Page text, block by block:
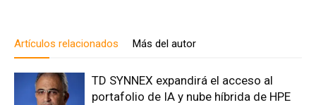
Artículos relacionados Más del autor
TD SYNNEX expandirá el acceso al
portafolio de IA y nube híbrida de HPE